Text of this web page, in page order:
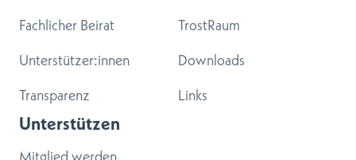
Fachlicher Beirat
Unterstützer:innen
Transparenz
TrostRaum
Downloads
Links
Unterstützen
Mitglied werden